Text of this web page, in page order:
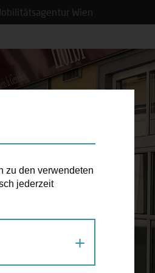
Wien
zu den verwendeten
jederzeit